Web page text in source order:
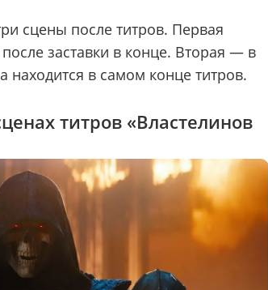
сцены после титров. Первая
заставки в конце. Вторая — в
находится в самом конце титров.
титров «Властелинов